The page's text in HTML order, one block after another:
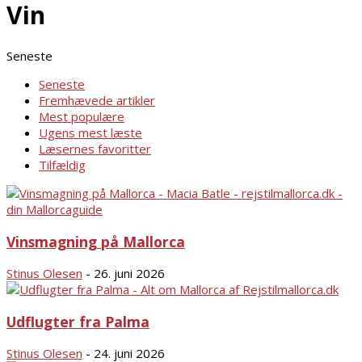
Vin
Seneste
Seneste
Fremhævede artikler
Mest populære
Ugens mest læste
Læsernes favoritter
Tilfældig
Vinsmagning på Mallorca
Stinus Olesen - 26. juni 2026
Udflugter fra Palma
Stinus Olesen - 24. juni 2026